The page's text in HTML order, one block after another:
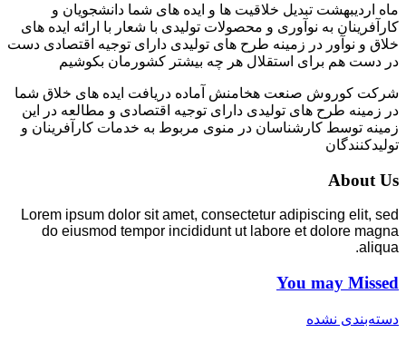
ماه اردیبهشت تبدیل خلاقیت ها و ایده های شما دانشجویان و
کارآفرینان به نوآوری و محصولات تولیدی با شعار با ارائه ایده های
خلاق و نوآور در زمینه طرح های تولیدی دارای توجیه اقتصادی دست
در دست هم برای استقلال هر چه بیشتر کشورمان بکوشیم
شرکت کوروش صنعت هخامنش آماده دریافت ایده های خلاق شما
در زمینه طرح های تولیدی دارای توجیه اقتصادی و مطالعه در این
زمینه توسط کارشناسان در منوی مربوط به خدمات کارآفرینان و
تولیدکنندگان
About Us
Lorem ipsum dolor sit amet, consectetur adipiscing elit, sed
do eiusmod tempor incididunt ut labore et dolore magna
aliqua.
You may Missed
دسته‌بندی نشده